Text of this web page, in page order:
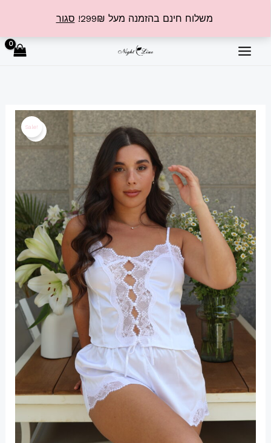
משלוח חינם בהזמנה מעל 299₪! סגור
Sale!
המקורי
היה:
₪229.99.
המחיר
הנוכחי
הוא:
₪159.99.
כמות
של